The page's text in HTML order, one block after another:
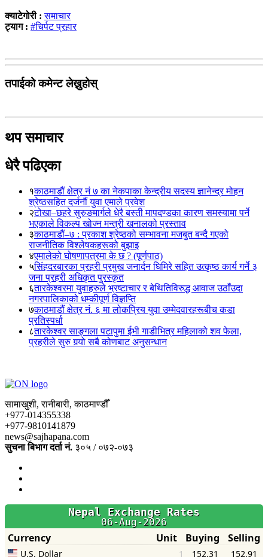
क्याटेगोरी :समाचार
ट्याग : #चिर्पट प्रहार
तपाईको कमेन्ट लेख्नुहोस्
थप समाचार
धेरै पढिएका
१काठमाडौं क्षेत्र नं ७ का नेकपाका केन्द्रीय सदस्य ज्ञानेन्द्र मोहन
श्रेष्ठसहित दर्जनौं युवा एमाले प्रवेश
२टोखा–छहरे सुरुङमार्गले धेरै बस्ती मापदण्डका कारण समस्यामा पर्ने
भएकाले विकल्प खोज्न मन्त्री खनालको प्रस्ताव
३काठमाडौं–७ : प्रकाश श्रेष्ठको सम्भावना मजबुत बन्दै गएको
राजनीतिक विश्लेषकहरूको बुझाइ
४एमालेको घोषणापत्रमा के छ ? (पूर्णपाठ)
५सिंहदरबारका प्रहरी प्रमुख जनार्दन घिमिरे सहित उत्कृष्ठ कार्य गर्ने ३
जना प्रहरी अधिकृत पुरस्कृत
६तारकेश्वरमा युवाहरुले भ्रष्टाचार र बेथितिविरुद्ध आवाज उठाँउदा
नगरपालिकाको धम्कीपूर्ण विज्ञप्ति
७काठमाडौं क्षेत्र नं. ६ मा लोकप्रिय युवा उम्मेदवारहरूबीच कडा
प्रतिस्पर्धा
८तारकेश्वर साङ्गला पटापुमा ईभी गाडीभित्र महिलाको शव फेला,
प्रहरीले सुरु गर्‍यो सबै कोणबाट अनुसन्धान
सामाखुशी, रानीबारी, काठमाण्डौँ
+977-014355338
+977-9810141879
news@sajhapana.com
सुचना बिभाग दर्ता नं. ३०५ / ०७२-०७३